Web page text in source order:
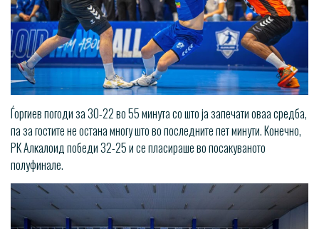
Ѓоргиев погоди за 30-22 во 55 минута со што ја запечати оваа средба,
па за гостите не остана многу што во последните пет минути. Конечно,
РК Алкалоид победи 32-25 и се пласираше во посакуваното
полуфинале.